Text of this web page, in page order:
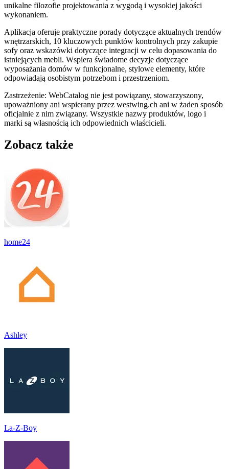
unikalne filozofie projektowania z wygodą i wysokiej jakości
wykonaniem.
Aplikacja oferuje praktyczne porady dotyczące aktualnych trendów
wnętrzarskich, 10 kluczowych punktów kontrolnych przy zakupie
sofy oraz wskazówki dotyczące integracji w celu dopasowania do
istniejących mebli. Wspiera świadome decyzje dotyczące
wyposażania domów w funkcjonalne, stylowe elementy, które
odpowiadają osobistym potrzebom i przestrzeniom.
Zastrzeżenie: WebCatalog nie jest powiązany, stowarzyszony,
upoważniony ani wspierany przez westwing.ch ani w żaden sposób
oficjalnie z nim związany. Wszystkie nazwy produktów, logo i
marki są własnością ich odpowiednich właścicieli.
Zobacz także
home24
Ashley
La-Z-Boy